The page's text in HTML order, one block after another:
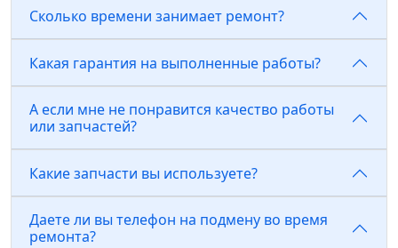
Сколько времени занимает ремонт?
Какая гарантия на выполненные работы?
А если мне не понравится качество работы
или запчастей?
Какие запчасти вы используете?
Даете ли вы телефон на подмену во время
ремонта?